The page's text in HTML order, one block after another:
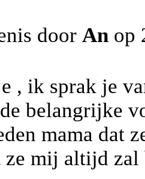
door An op
, ik sprak je
belangrijke
mama dat
mij altijd zal